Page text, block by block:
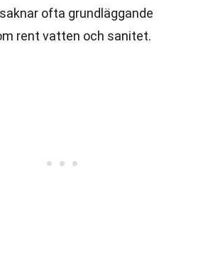
ofta grundläggande
rent vatten och sanitet.